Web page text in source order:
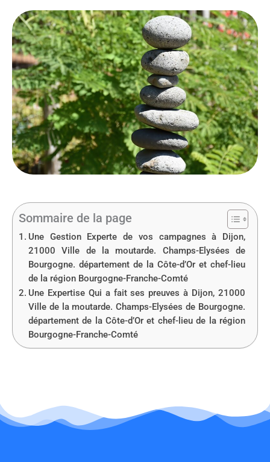
Sommaire de la page
Une Gestion Experte de vos campagnes à Dijon,
21000 Ville de la moutarde. Champs-Elysées de
Bourgogne. département de la Côte-d’Or et chef-lieu
de la région Bourgogne-Franche-Comté
Une Expertise Qui a fait ses preuves à Dijon, 21000
Ville de la moutarde. Champs-Elysées de Bourgogne.
département de la Côte-d’Or et chef-lieu de la région
Bourgogne-Franche-Comté